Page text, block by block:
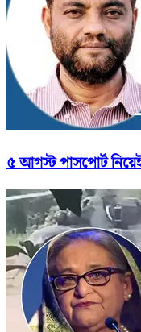
৫ আগস্ট পাসপোর্ট